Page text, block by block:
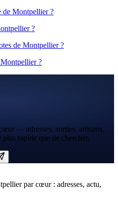
de Montpellier ?
?
de Montpellier ?
?
— adresses, sorties, artisans,
rapide que de chercher.
par cœur : adresses, actu,